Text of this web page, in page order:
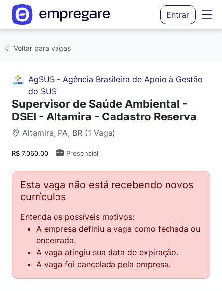
Entrar
Voltar para vagas
AgSUS - Agência Brasileira de Apoio à Gestão
do SUS
Supervisor de Saúde Ambiental -
DSEI - Altamira - Cadastro Reserva
Altamira, PA, BR (1 Vaga)
R$ 7.060,00 Presencial
Esta vaga não está recebendo novos
currículos
Entenda os possíveis motivos:
A empresa definiu a vaga como fechada ou
encerrada.
A vaga atingiu sua data de expiração.
A vaga foi cancelada pela empresa.